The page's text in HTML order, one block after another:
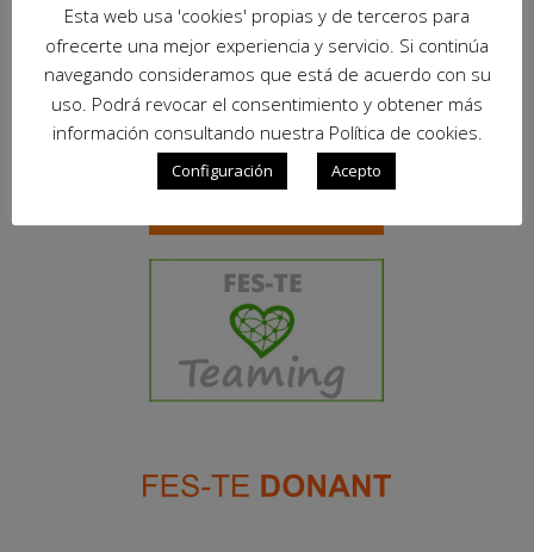
Esta web usa 'cookies' propias y de terceros para
ofrecerte una mejor experiencia y servicio. Si continúa
navegando consideramos que está de acuerdo con su
uso. Podrá revocar el consentimiento y obtener más
información consultando nuestra Política de cookies.
Configuración Acepto